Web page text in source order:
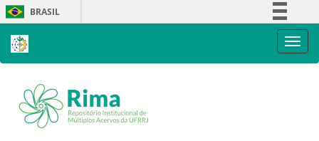
Skip
navigation
BRASIL